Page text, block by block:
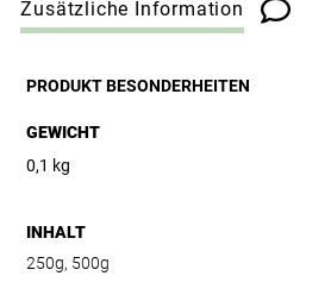
Zusätzliche Information
PRODUKT BESONDERHEITEN
GEWICHT
0,1 kg
INHALT
250g, 500g